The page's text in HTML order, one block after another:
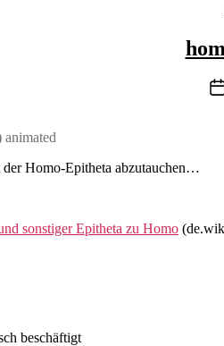
animated
Homo-Epitheta abzutauchen…
sonstiger Epitheta zu Homo
beschäftigt